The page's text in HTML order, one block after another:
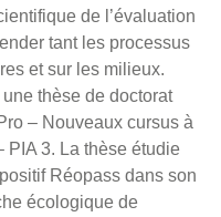
de l’évaluation
tant les processus
et sur les milieux.
thèse de doctorat
– Nouveaux cursus à
PIA 3. La thèse étudie
Réopass dans son
écologique de